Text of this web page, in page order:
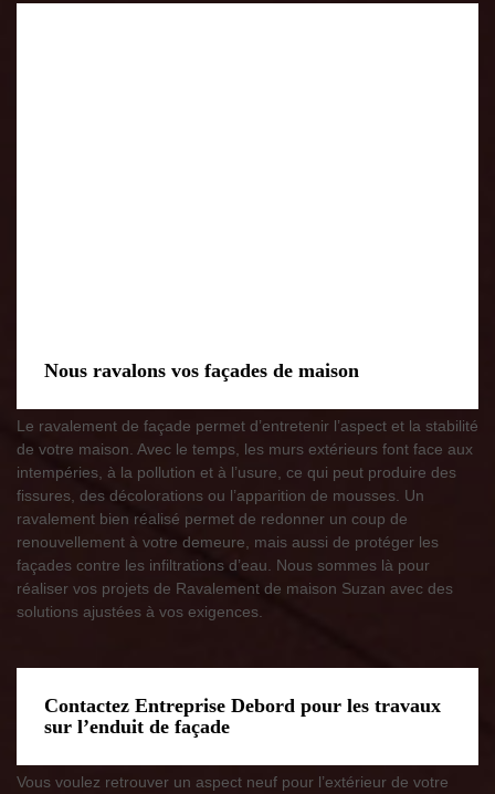
Nous ravalons vos façades de maison
Le ravalement de façade permet d’entretenir l’aspect et la stabilité
de votre maison. Avec le temps, les murs extérieurs font face aux
intempéries, à la pollution et à l’usure, ce qui peut produire des
fissures, des décolorations ou l’apparition de mousses. Un
ravalement bien réalisé permet de redonner un coup de
renouvellement à votre demeure, mais aussi de protéger les
façades contre les infiltrations d’eau. Nous sommes là pour
réaliser vos projets de Ravalement de maison Suzan avec des
solutions ajustées à vos exigences.
Contactez Entreprise Debord pour les travaux
sur l’enduit de façade
Vous voulez retrouver un aspect neuf pour l’extérieur de votre